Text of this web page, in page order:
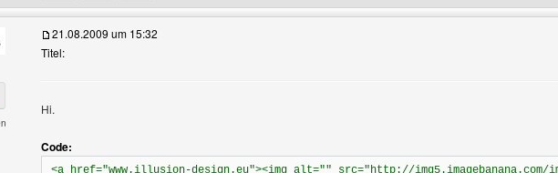
Profile anzeigen
21.08.2009 um 15:32
Titel:
Hi.
Code:
<a href="www.illusion-design.eu"><img alt="" src="http://